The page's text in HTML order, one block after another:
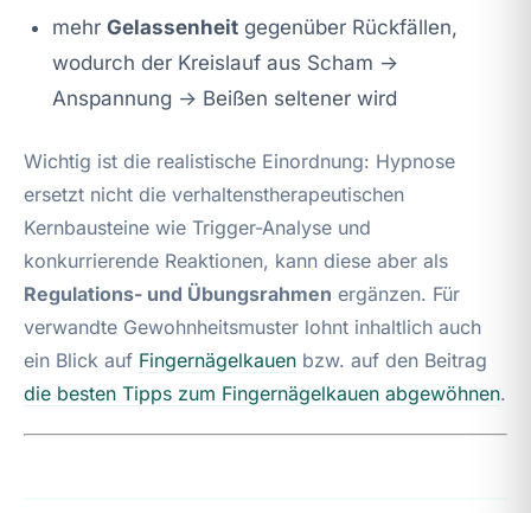
mehr Gelassenheit gegenüber Rückfällen,
wodurch der Kreislauf aus Scham →
Anspannung → Beißen seltener wird
Wichtig ist die realistische Einordnung: Hypnose
ersetzt nicht die verhaltenstherapeutischen
Kernbausteine wie Trigger-Analyse und
konkurrierende Reaktionen, kann diese aber als
Regulations- und Übungsrahmen ergänzen. Für
verwandte Gewohnheitsmuster lohnt inhaltlich auch
ein Blick auf Fingernägelkauen bzw. auf den Beitrag
die besten Tipps zum Fingernägelkauen abgewöhnen.